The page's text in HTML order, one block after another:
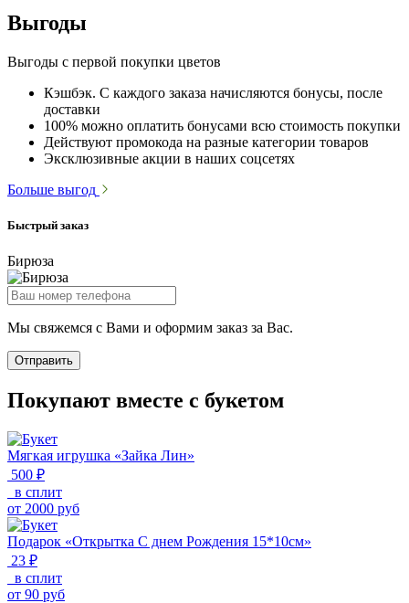
Выгоды
Выгоды с первой покупки цветов
Кэшбэк. С каждого заказа начисляются бонусы, после
доставки
100% можно оплатить бонусами всю стоимость покупки
Действуют промокода на разные категории товаров
Эксклюзивные акции в наших соцсетях
Больше выгод
Быстрый заказ
Бирюза
Мы свяжемся с Вами и оформим заказ за Вас.
Отправить
Покупают вместе с букетом
Мягкая игрушка «Зайка Лин»
500 ₽
в сплит
от 2000 руб
Подарок «Открытка С днем Рождения 15*10см»
23 ₽
в сплит
от 90 руб